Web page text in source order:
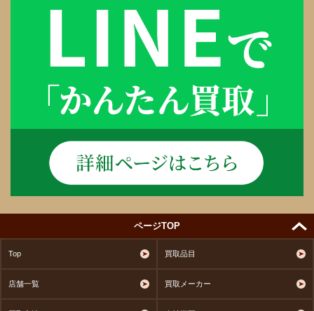
ページTOP
Top 買取品目
店舗一覧 買取メーカー